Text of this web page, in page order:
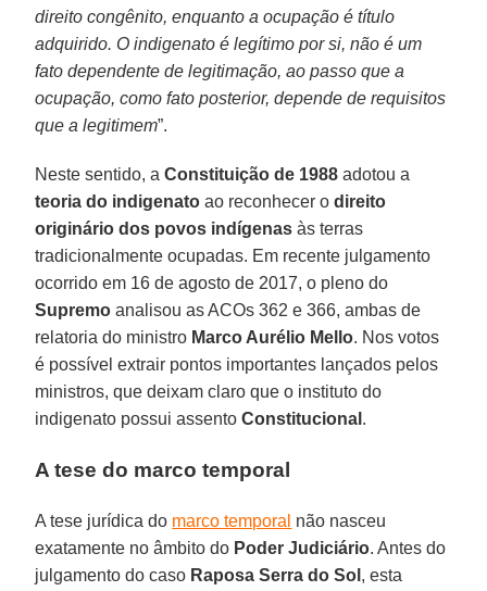
direito congênito, enquanto a ocupação é título
adquirido. O indigenato é legítimo por si, não é um
fato dependente de legitimação, ao passo que a
ocupação, como fato posterior, depende de requisitos
que a legitimem”.
Neste sentido, aConstituição de 1988 adotou a
teoria do indigenato ao reconhecer odireito
originário dos povos indígenas às terras
tradicionalmente ocupadas. Em recente julgamento
ocorrido em 16 de agosto de 2017, o pleno do
Supremo analisou as ACOs 362 e 366, ambas de
relatoria do ministro Marco Aurélio Mello. Nos votos
é possível extrair pontos importantes lançados pelos
ministros, que deixam claro que o instituto do
indigenato possui assentoConstitucional .
A tese do marco temporal
A tese jurídica do marco temporal não nasceu
exatamente no âmbito do Poder Judiciário. Antes do
julgamento do caso Raposa Serra do Sol , esta